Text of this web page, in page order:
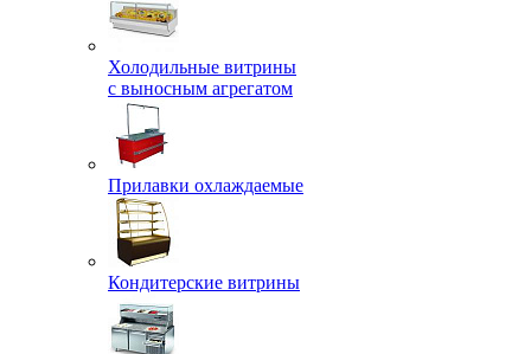
Холодильные витрины
с выносным агрегатом
Прилавки охлаждаемые
Кондитерские витрины